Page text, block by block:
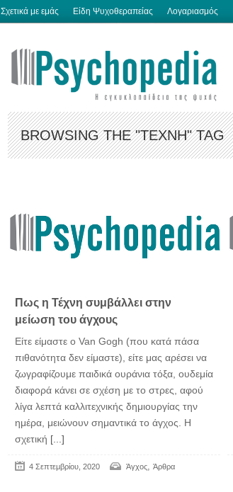
Σχετικά με εμάς Είδη Ψυχοθεραπείας Λογαριασμός
BROWSING THE "ΤΈΧΝΗ" TAG
Πως η Τέχνη συμβάλλει στην
μείωση του άγχους
Είτε είμαστε ο Van Gogh (που κατά πάσα
πιθανότητα δεν είμαστε), είτε μας αρέσει να
ζωγραφίζουμε παιδικά ουράνια τόξα, ουδεμία
διαφορά κάνει σε σχέση με το στρες, αφού
λίγα λεπτά καλλιτεχνικής δημιουργίας την
ημέρα, μειώνουν σημαντικά το άγχος. Η
σχετική [...]
4 Σεπτεμβρίου, 2020 Άγχος Άρθρα